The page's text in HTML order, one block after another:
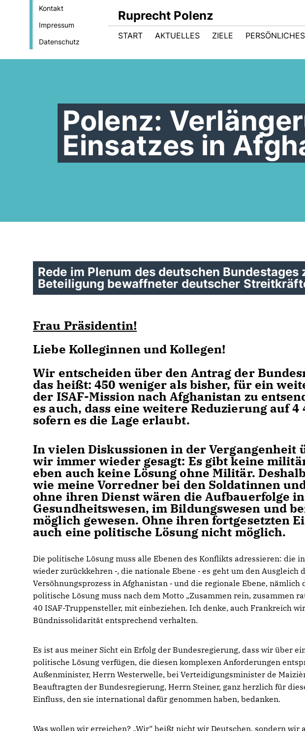
Kontakt
Impressum
Datenschutz
Ruprecht Polenz
START AKTUELLES ZIELE PERSÖNLICHES
Polenz:
Einsatzes in
Rede im Plenum des deutschen
Beteiligung bewaffneter deutscher
Frau Präsidentin!
Liebe Kolleginnen und Kollegen!
Wir entscheiden über den Antrag der
das heißt: 450 weniger als bisher, für ein
der ISAF-Mission nach Afghanistan zu
es auch, dass eine weitere Reduzierung auf
sofern es die Lage erlaubt.
In vielen Diskussionen in der Vergangenheit
wir immer wieder gesagt: Es gibt keine
eben auch keine Lösung ohne Militär.
wie meine Vorredner bei den Soldatinnen
ohne ihren Dienst wären die Aufbauerfolge
Gesundheitswesen, im Bildungswesen und
möglich gewesen. Ohne ihren fortgesetzten
auch eine politische Lösung nicht möglich.
Die politische Lösung muss alle Ebenen des Konflikts adressieren: die
wieder zurückkehren ‑, die nationale Ebene ‑ es geht um den
Versöhnungsprozess in Afghanistan ‑ und die regionale Ebene,
politische Lösung muss nach dem Motto „Zusammen rein, zusammen
40 ISAF-Truppensteller, mit einbeziehen. Ich denke, auch Frankreich
Bündnissolidarität entsprechend verhalten.
Es ist aus meiner Sicht ein Erfolg der Bundesregierung, dass wir über
politische Lösung verfügen, die diesen komplexen Anforderungen
Außenminister, Herrn Westerwelle, bei Verteidigungsminister de
Beauftragten der Bundesregierung, Herrn Steiner, ganz herzlich für
Einfluss, den sie international dafür genommen haben, bedanken.
Was wollen wir erreichen? „Wir“ heißt nicht wir Deutschen, sondern